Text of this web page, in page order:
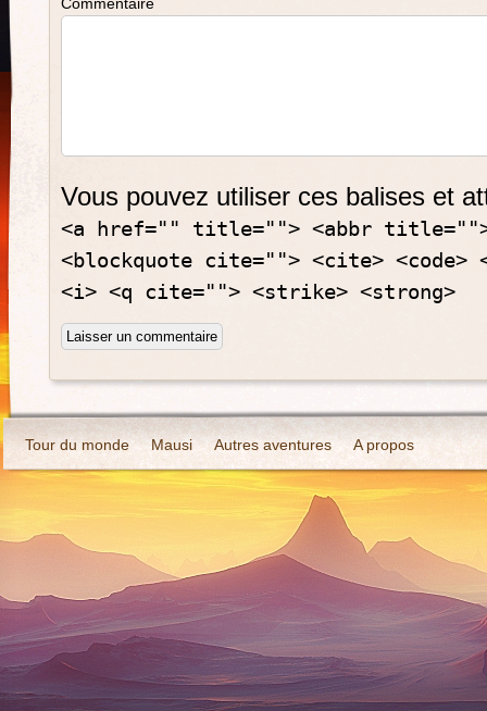
Vous pouvez utiliser ces balises et
<a href="" title=""> <abbr title="">
<blockquote cite=""> <cite> <code>
<i> <q cite=""> <strike> <strong>
Tour du monde Mausi Autres aventures A propos